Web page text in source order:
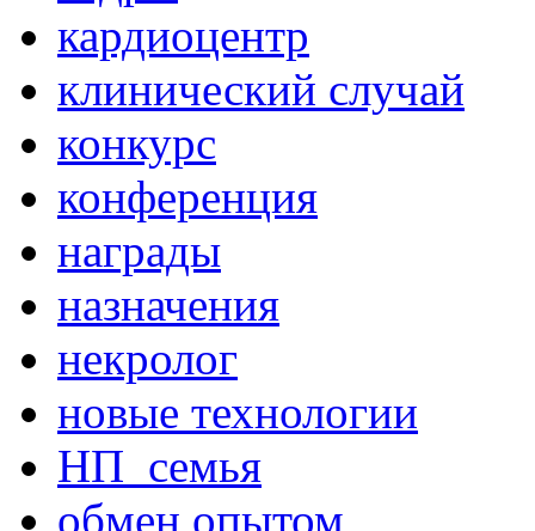
кардиоцентр
клинический случай
конкурс
конференция
награды
назначения
некролог
новые технологии
НП_семья
обмен опытом